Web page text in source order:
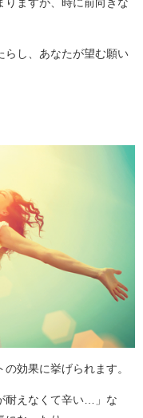
りますが、時に前向きな
らし、あなたが望む願い
効果に挙げられます。
耐えなくて辛い…」な